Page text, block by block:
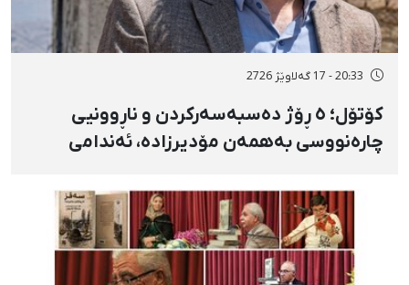
20:33 - 17 گەلاوێژ 2726
کۆتۆل؛ ٥ ڕۆژ دەسبەسەرکردن و ناڕوونیی
چارەنووسی بەهمەن مۆدیرزادە، ئەندامی
لە دژی لەسێدارەدان